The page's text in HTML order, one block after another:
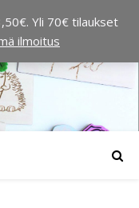
Yli 70€ tilaukset
ilmoitus